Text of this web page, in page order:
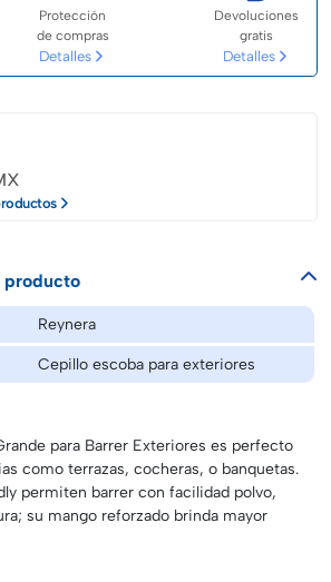
Protección
de compras
Detalles
Devoluciones
gratis
Detalles
producto
Reynera
Cepillo escoba para exteriores
para Barrer Exteriores es perfecto
como terrazas, cocheras, o banquetas.
permiten barrer con facilidad polvo,
su mango reforzado brinda mayor